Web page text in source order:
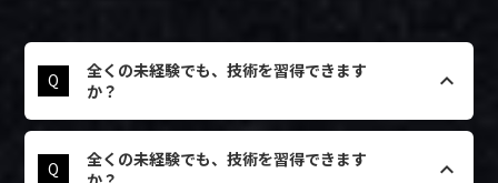
Q
全くの未経験でも、技術を習得できます
か？
keyboard_arrow_up
店制度は、未経験からでもプロのフィルムイン
Q
全くの未経験でも、技術を習得できます
keyboard_arrow_up